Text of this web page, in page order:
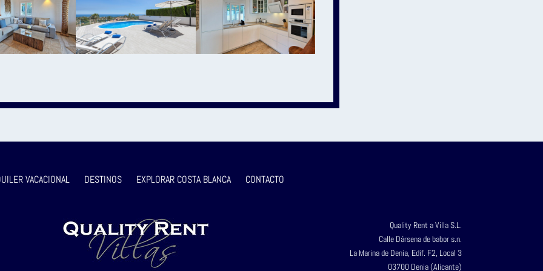
VACACIONAL DESTINOS EXPLORAR COSTA BLANCA CONTACTO
Quality Rent a Villa S.L.
Calle Dársena de babor s.n.
La Marina de Denia, Edif. F2, Local 3
03700 Denia (Alicante)